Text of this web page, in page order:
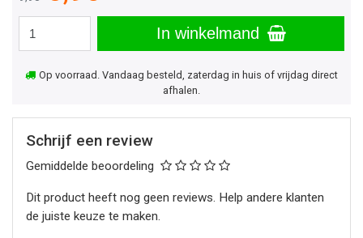
In winkelmand
Op voorraad. Vandaag besteld, zaterdag in huis of vrijdag direct
afhalen.
Schrijf een review
Gemiddelde beoordeling
Dit product heeft nog geen reviews. Help andere klanten
de juiste keuze te maken.